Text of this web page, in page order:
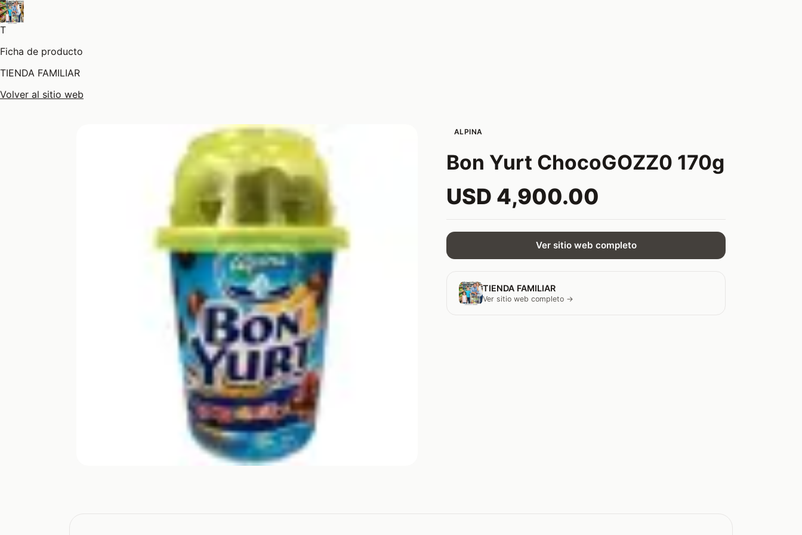
T
Ficha de producto
TIENDA FAMILIAR
Volver al sitio web
ALPINA
Bon Yurt ChocoGOZZ0 170g
USD 4,900.00
Ver sitio web completo
TIENDA FAMILIAR
Ver sitio web completo →